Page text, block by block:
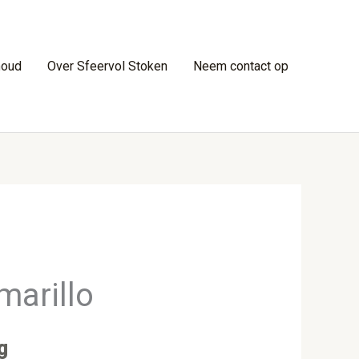
Over Sfeervol Stoken Neem contact op